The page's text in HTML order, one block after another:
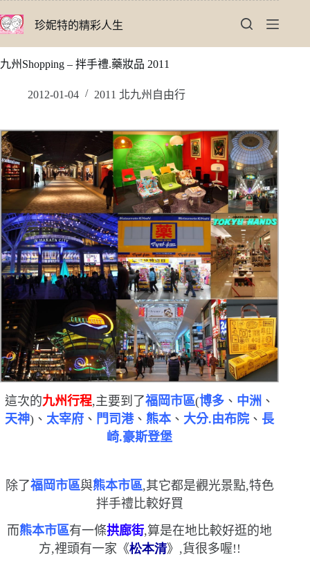
至
要
珍妮特的精彩人生
九州Shopping – 拌手禮.藥妝品 2011
2012-01-04 2011 北九州自由行
這次的九州行程,主要到了福岡市區(博多 、 中洲 、
天神) 、 太宰府 、 門司港、 熊本 、 大分.由布院 、 長
崎.豪斯登堡
除了福岡市區與熊本市區,其它都是觀光景點,特色
拌手禮比較好買
而熊本市區有一條拱廊街,算是在地比較好逛的地
方,裡頭有一家《松本清》,貨很多喔!!